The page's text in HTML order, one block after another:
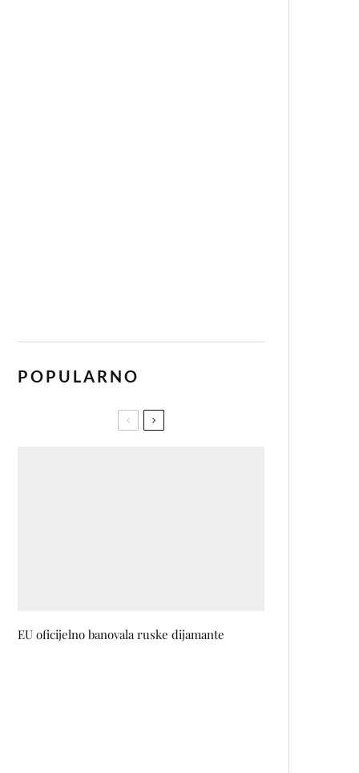
POPULARNO
EU oficijelno banovala ruske dijamante